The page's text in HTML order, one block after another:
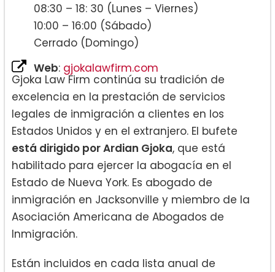
08:30 – 18: 30 (Lunes – Viernes)
10:00 – 16:00 (Sábado)
Cerrado (Domingo)
Web: gjokalawfirm.com
Gjoka Law Firm continúa su tradición de
excelencia en la prestación de servicios
legales de inmigración a clientes en los
Estados Unidos y en el extranjero. El bufete
está dirigido por Ardian Gjoka, que está
habilitado para ejercer la abogacía en el
Estado de Nueva York. Es abogado de
inmigración en Jacksonville y miembro de la
Asociación Americana de Abogados de
Inmigración.
Están incluidos en cada lista anual de